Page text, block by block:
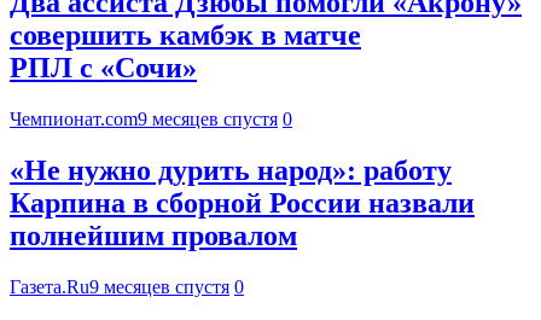
совершить камбэк в матче
РПЛ с «Сочи»
Чемпионат.com9 месяцев спустя 0
«Не нужно дурить народ»: работу
Карпина в сборной России назвали
полнейшим провалом
Газета.Ru9 месяцев спустя 0